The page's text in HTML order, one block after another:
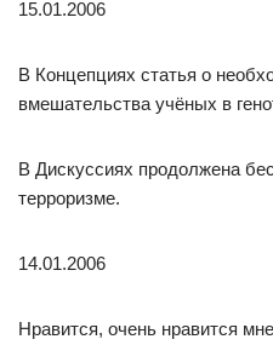
15.01.2006
В Концепциях статья о
вмешательства учёных в
В Дискуссиях продолжена
терроризме.
14.01.2006
Нравится, очень нравится